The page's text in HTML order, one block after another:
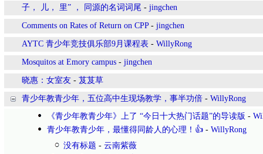
子， 儿， 里” ， 同源的名词词尾 - jingchen
Comments on Rates of Return on CPP- jingchen
AYTC 青少年竞技俱乐部9月课程表 - WillyRong
Mosquitos at Emory campus - jingchen
晓惠：女室友 - 芨芨草
青少年教青少年，五位高中生现场教学，事半功倍 - WillyRong
《青少年教青少年》上了 “今日十大热门话题”的导读版 -
青少年教青少年，最懂得同龄人的心理！👍 - WillyRong
没有标题 - 云南紫薇